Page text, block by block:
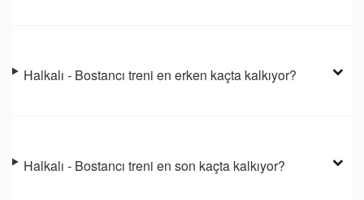
Halkalı - Bostancı treni en erken kaçta kalkıyor?
Halkalı - Bostancı treni en son kaçta kalkıyor?